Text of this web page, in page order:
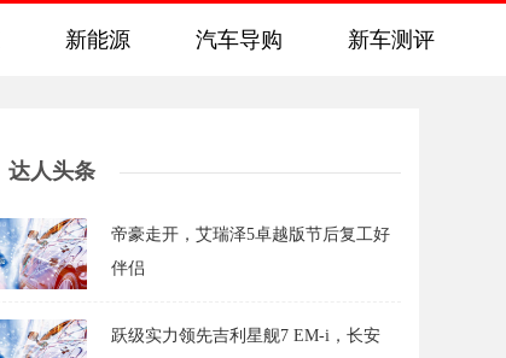
新能源 汽车导购 新车测评
达人头条
帝豪走开，艾瑞泽5卓越版节后复工好
伴侣
跃级实力领先吉利星舰7 EM-i，长安